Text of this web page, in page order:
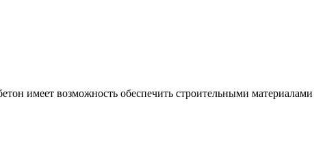
имеет возможность обеспечить строительными материалами